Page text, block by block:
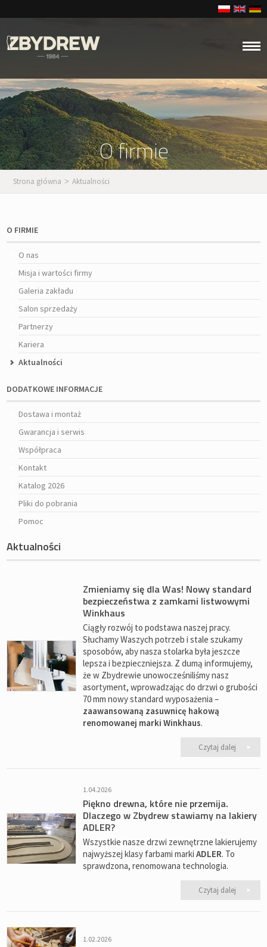
O firmie
Strona główna > Aktualności
O FIRMIE
O nas
Misja i wartości firmy
Galeria zakładu
Salon sprzedaży
Partnerzy
Kariera
Aktualności
DODATKOWE INFORMACJE
Dostawa i montaż
Gwarancja i serwis
Współpraca
Kontakt
Katalog 2026
Pliki do pobrania
Pomoc
Aktualności
Zmieniamy się dla Was! Nowy standard
bezpieczeństwa z zamkami listwowymi
Winkhaus
Ciągły rozwój to podstawa naszej pracy.
Słuchamy Waszych potrzeb i stale szukamy
sposobów, aby nasza stolarka była jeszcze
lepsza i bezpieczniejsza. Z dumą informujemy,
że w Zbydrewie unowocześniliśmy nasz
asortyment, wprowadzając do drzwi o grubości
70 mm nowy standard wyposażenia –
zaawansowaną zasuwnicę hakową
renomowanej marki Winkhaus.
Czytaj dalej
1.04.2026
Piękno drewna, które nie przemija.
Dlaczego w Zbydrew stawiamy na lakiery
ADLER?
Wszystkie nasze drzwi zewnętrzne lakierujemy
najwyższej klasy farbami marki ADLER. To
sprawdzona, renomowana technologia.
Czytaj dalej
1.02.2026